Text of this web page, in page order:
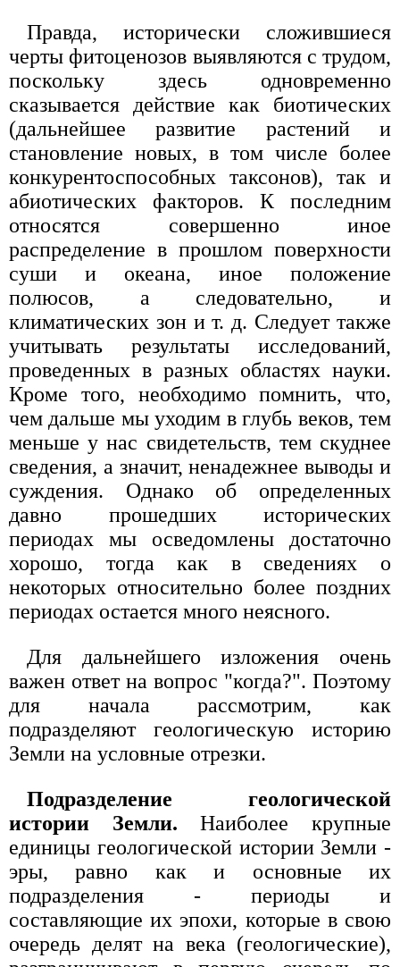
Правда, исторически сложившиеся
черты фитоценозов выявляются с трудом,
поскольку здесь одновременно
сказывается действие как биотических
(дальнейшее развитие растений и
становление новых, в том числе более
конкурентоспособных таксонов), так и
абиотических факторов. К последним
относятся совершенно иное
распределение в прошлом поверхности
суши и океана, иное положение
полюсов, а следовательно, и
климатических зон и т. д. Следует также
учитывать результаты исследований,
проведенных в разных областях науки.
Кроме того, необходимо помнить, что,
чем дальше мы уходим в глубь веков, тем
меньше у нас свидетельств, тем скуднее
сведения, а значит, ненадежнее выводы и
суждения. Однако об определенных
давно прошедших исторических
периодах мы осведомлены достаточно
хорошо, тогда как в сведениях о
некоторых относительно более поздних
периодах остается много неясного.
Для дальнейшего изложения очень
важен ответ на вопрос "когда?". Поэтому
для начала рассмотрим, как
подразделяют геологическую историю
Земли на условные отрезки.
Подразделение геологической
истории Земли. Наиболее крупные
единицы геологической истории Земли -
эры, равно как и основные их
подразделения - периоды и
составляющие их эпохи, которые в свою
очередь делят на века (геологические),